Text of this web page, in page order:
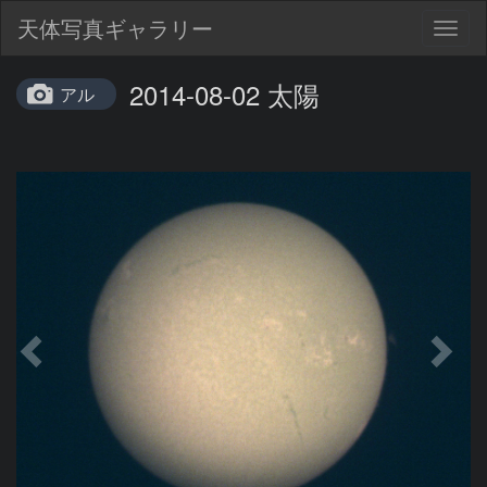
天体写真ギャラリー
アル 2014-08-02 太陽